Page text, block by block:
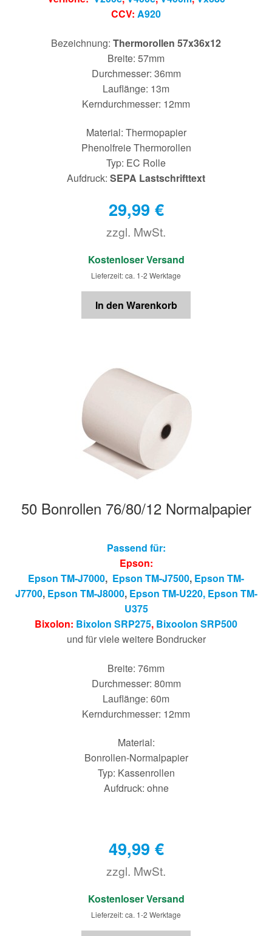
CCV: A920
Bezeichnung: Thermorollen 57x36x12
Breite: 57mm
Durchmesser: 36mm
Lauflänge: 13m
Kerndurchmesser: 12mm
Material: Thermopapier
Phenolfreie Thermorollen
Typ: EC Rolle
Aufdruck: SEPA Lastschrifttext
29,99 €
zzgl. MwSt.
€
Kostenloser Versand
Lieferzeit: ca. 1-2 Werktage
In den Warenkorb
50 Bonrollen 76/80/12 Normalpapier
Passend für:
Epson:
Epson TM-J7000, Epson TM-J7500, Epson TM-
J7700, Epson TM-J8000, Epson TM-U220, Epson TM-
U375
Bixolon: Bixolon SRP275, Bixoolon SRP500
und für viele weitere Bondrucker
Breite: 76mm
Durchmesser: 80mm
Lauflänge: 60m
Kerndurchmesser: 12mm
Material:
Bonrollen-Normalpapier
Typ: Kassenrollen
Aufdruck: ohne
49,99 €
zzgl. MwSt.
€
Kostenloser Versand
Lieferzeit: ca. 1-2 Werktage